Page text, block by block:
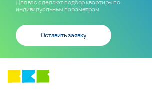
Для вас сделают подбор квартиры по
индивидуальным параметрам
Оставить заявку